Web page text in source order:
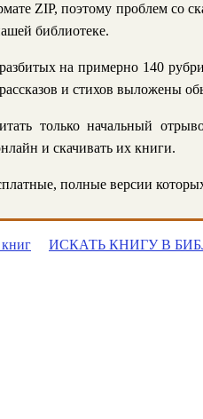
ZIP, поэтому проблем со
библиотеке.
на примерно 140
и стихов выложены
только начальный
и скачивать их книги.
полные версии
ИСКАТЬ КНИГУ В